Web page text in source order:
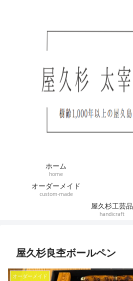
ホーム
home
オーダーメイド
custom-made
屋久杉工芸品
handicraft
屋久杉良杢ボールペン
オーダーメイド